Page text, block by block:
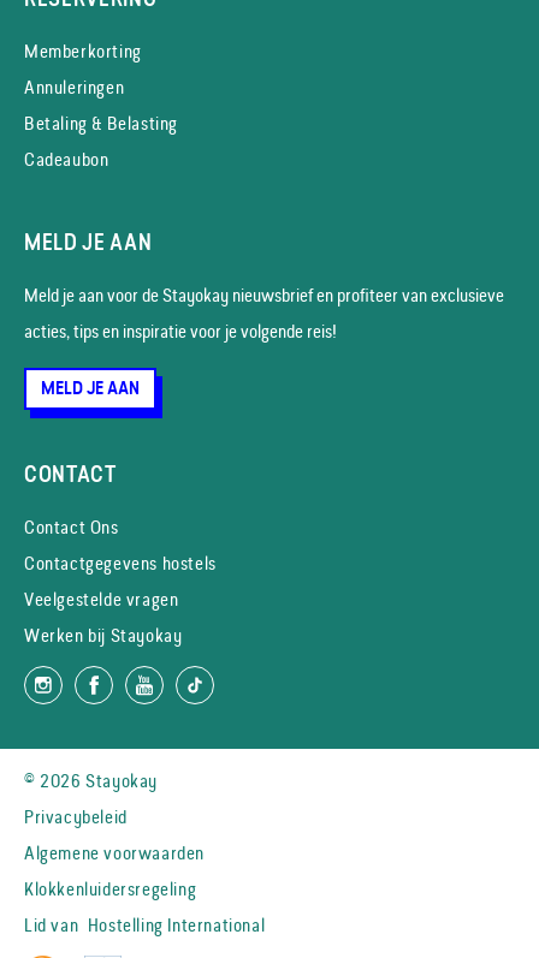
Memberkorting
Annuleringen
Betaling & Belasting
Cadeaubon
MELD JE AAN
Meld je aan voor de Stayokay nieuws­brief en profiteer van exclusieve
acties, tips en inspiratie voor je volgende reis!
MELD JE AAN
CONTACT
Contact Ons
Contactgegevens hostels
Veelgestelde vragen
Werken bij Stayokay
© 2026 Stayokay
Privacybeleid
Algemene voorwaarden
Klokkenluidersregeling
Lid van Hostelling International